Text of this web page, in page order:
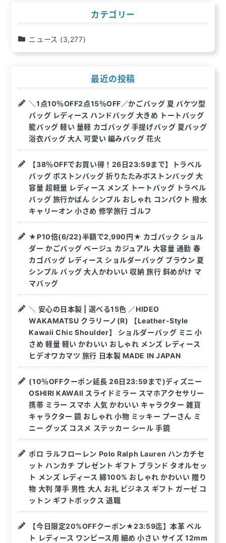
カテゴリー
ニュース (3,277)
最近の投稿
＼1点10％OFF2点15％OFF／かごバッグ 夏 バケツ型
バッグ レディース ハンドバッグ 大きめ トートバッグ
籠バッグ 軽い 量軽 カゴバッグ 手提げバッグ 夏バッグ
浴衣バッグ 大人 可愛い 編みバッグ 花火
【38％OFFでお買い得！26日23:59まで】トラベル
バッグ ボストンバッグ 折りたたみボストンバッグ 大
容量 超軽量 レディース メンズ トートバッグ トラベル
バッグ 旅行かばん シンプル おしゃれ コンパクト 撥水
キャリーオン 小さめ 修学旅行 ゴルフ
★P10倍(6/22)半額で2,990円★ カゴバック ショル
ダー かごバッグ ベージュ カジュアル 大容量 通勤 春
カゴバッグ レディース ショルダーバッグ ブラウン 夏
シンプル バッグ 大人かわいい 収納 旅行 斜めがけ マ
マバッグ
＼ 安心の日本製 | 選べる15色 ／HIDEO
WAKAMATSU クラリーノ(R) 【Leather-Style
Kawaii Chic Shoulder】 ショルダーバッグ ミニ 小
さめ 軽量 軽い かわいい おしゃれ メンズ レディース
ヒデオワカマツ 旅行 日本製 MADE IN JAPAN
(10％OFFクーポン延長 26日23:59まで)ディズニー
OSHIRI KAWAII スライドミラー スマホアクセサリー
携帯 ミラー スマホ 人気 かわいい キャラクター 雑貨
キャラクター 鏡 おしゃれ 小物 ミッキー プーさん ミ
ニー グッズ コスメ ステッカー シール 手鏡
ポロ ラルフローレン Polo Ralph Lauren ハンカチセ
ット ハンカチ プレゼント ギフト ブランド タオルセッ
ト メンズ レディース 綿100% おしゃれ かわいい 贈り
物 大判 薄手 男性 大人 お礼 ビジネス ギフト ガーゼ コ
ットン ギフトボックス 退職
【今日限定20%OFFクーポン★23:59迄】本革 ベル
ト レディース ワンピース用 細め 小さい サイズ 12mm